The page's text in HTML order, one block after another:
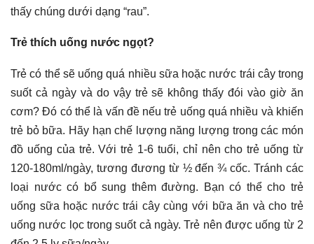
thấy chúng dưới dạng “rau”.
Trẻ thích uống nước ngọt?
Trẻ có thể sẽ uống quá nhiều sữa hoặc nước trái cây trong
suốt cả ngày và do vậy trẻ sẽ không thấy đói vào giờ ăn
cơm? Đó có thể là vấn đề nếu trẻ uống quá nhiều và khiến
trẻ bỏ bữa. Hãy hạn chế lượng năng lượng trong các món
đồ uống của trẻ. Với trẻ 1-6 tuổi, chỉ nên cho trẻ uống từ
120-180ml/ngày, tương đương từ ½ đến ¾ cốc. Tránh các
loại nước có bổ sung thêm đường. Bạn có thể cho trẻ
uống sữa hoặc nước trái cây cùng với bữa ăn và cho trẻ
uống nước lọc trong suốt cả ngày. Trẻ nên được uống từ 2